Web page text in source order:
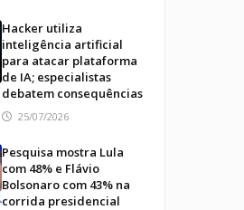
Hacker utiliza
inteligência artificial
para atacar plataforma
de IA; especialistas
debatem consequências
25/07/2026
Pesquisa mostra Lula
com 48% e Flávio
Bolsonaro com 43% na
corrida presidencial